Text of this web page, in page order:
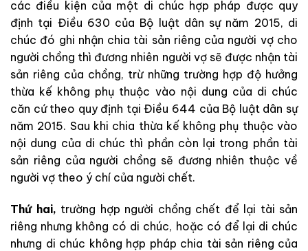
các điều kiện của một di chúc hợp pháp được quy
định tại Điều 630 của Bộ luật dân sự năm 2015, di
chúc đó ghi nhận chia tài sản riêng của người vợ cho
người chồng thì đương nhiên người vợ sẽ được nhận tài
sản riêng của chồng, trừ những trường hợp độ hưởng
thừa kế không phụ thuộc vào nội dung của di chúc
căn cứ theo quy định tại Điều 644 của Bộ luật dân sự
năm 2015. Sau khi chia thừa kế không phụ thuộc vào
nội dung của di chúc thì phần còn lại trong phần tài
sản riêng của người chồng sẽ đương nhiên thuộc về
người vợ theo ý chí của người chết.
Thứ hai, trường hợp người chồng chết để lại tài sản
riêng nhưng không có di chúc, hoặc có để lại di chúc
nhưng di chúc không hợp pháp chia tài sản riêng của